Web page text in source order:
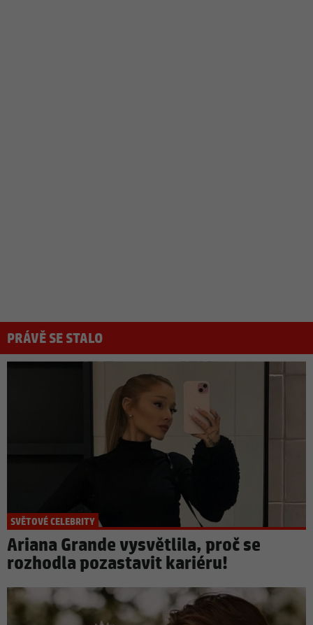
PRÁVĚ SE STALO
SVĚTOVÉ CELEBRITY
Ariana Grande vysvětlila, proč se
rozhodla pozastavit kariéru!